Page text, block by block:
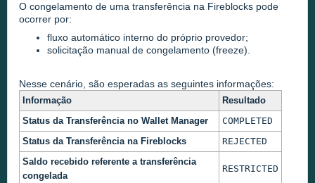
O congelamento de uma transferência na Fireblocks pode
ocorrer por:
fluxo automático interno do próprio provedor;
solicitação manual de congelamento (freeze).
Nesse cenário, são esperadas as seguintes informações:
Informação
Resultado
Status da Transferência no Wallet Manager
COMPLETED
Status da Transferência na Fireblocks
REJECTED
Saldo recebido referente a transferência
congelada
RESTRICTED